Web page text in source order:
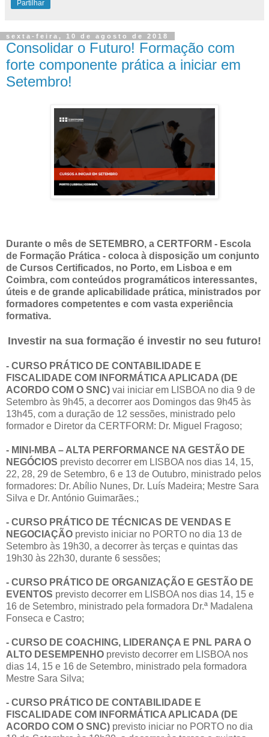
Partilhar
sexta-feira, 10 de agosto de 2018
Consolidar o Futuro! Formação com
forte componente prática a iniciar em
Setembro!
Durante o mês de SETEMBRO, a CERTFORM - Escola
de Formação Prática - coloca à disposição um conjunto
de Cursos Certificados, no Porto, em Lisboa e em
Coimbra, com conteúdos programáticos interessantes,
úteis e de grande aplicabilidade prática, ministrados por
formadores competentes e com vasta experiência
formativa.
Investir na sua formação é investir no seu futuro!
- CURSO PRÁTICO DE CONTABILIDADE E
FISCALIDADE COM INFORMÁTICA APLICADA (DE
ACORDO COM O SNC) vai iniciar em LISBOA no dia 9 de
Setembro às 9h45, a decorrer aos Domingos das 9h45 às
13h45, com a duração de 12 sessões, ministrado pelo
formador e Diretor da CERTFORM: Dr. Miguel Fragoso;
- MINI-MBA – ALTA PERFORMANCE NA GESTÃO DE
NEGÓCIOS previsto decorrer em LISBOA nos dias 14, 15,
22, 28, 29 de Setembro, 6 e 13 de Outubro, ministrado pelos
formadores: Dr. Abílio Nunes, Dr. Luís Madeira; Mestre Sara
Silva e Dr. António Guimarães.;
- CURSO PRÁTICO DE TÉCNICAS DE VENDAS E
NEGOCIAÇÃO previsto iniciar no PORTO no dia 13 de
Setembro às 19h30, a decorrer às terças e quintas das
19h30 às 22h30, durante 6 sessões;
- CURSO PRÁTICO DE ORGANIZAÇÃO E GESTÃO DE
EVENTOS previsto decorrer em LISBOA nos dias 14, 15 e
16 de Setembro, ministrado pela formadora Dr.ª Madalena
Fonseca e Castro;
- CURSO DE COACHING, LIDERANÇA E PNL PARA O
ALTO DESEMPENHO previsto decorrer em LISBOA nos
dias 14, 15 e 16 de Setembro, ministrado pela formadora
Mestre Sara Silva;
- CURSO PRÁTICO DE CONTABILIDADE E
FISCALIDADE COM INFORMÁTICA APLICADA (DE
ACORDO COM O SNC) previsto iniciar no PORTO no dia